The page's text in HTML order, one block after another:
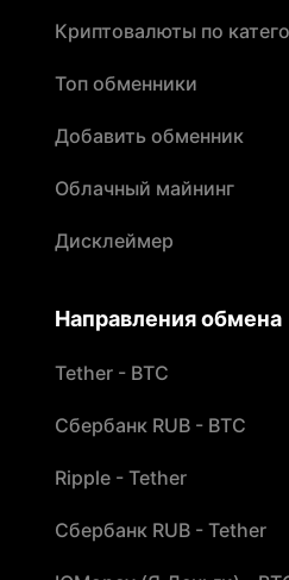
Криптовалюты по
Топ обменники
Добавить обменник
Облачный майнинг
Дисклеймер
Направления обмена
Tether - BTC
Сбербанк RUB - BTC
Ripple - Tether
Сбербанк RUB - Tether